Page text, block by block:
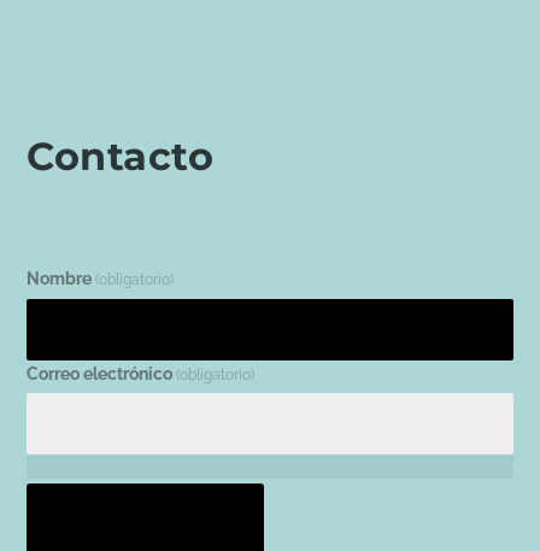
Contacto
Nombre (obligatorio)
Correo electrónico (obligatorio)